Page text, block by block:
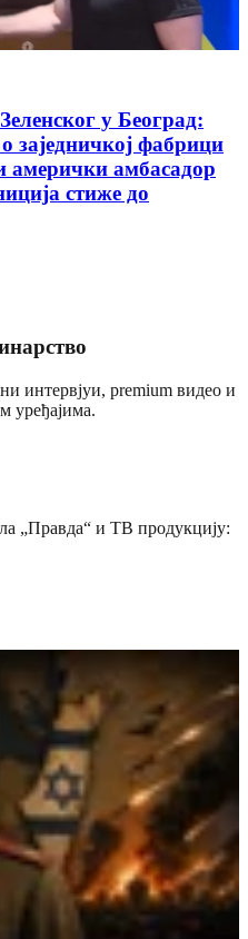
у Београд:
заједничкој фабрици
амерички амбасадор
стиже до
интервјуи, premium видео и
уређајима.
„Правда“ и ТВ продукцију: